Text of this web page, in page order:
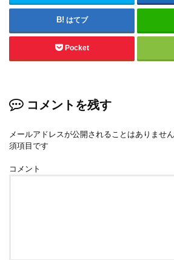
はてブ
Pocket
コメントを残す
メールアドレスが公開されることはありません
須項目です
コメント